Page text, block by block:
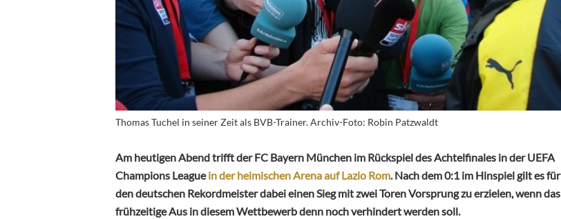
Thomas Tuchel in seiner Zeit als BVB-Trainer. Archiv-Foto: Robin Patzwaldt
Am heutigen Abend trifft der FC Bayern München im Rückspiel des Achtelfinales in der UEFA
Champions Leaguein der heimischen Arena auf Lazio Rom. Nach dem 0:1 im Hinspiel gilt es für
den deutschen Rekordmeister dabei einen Sieg mit zwei Toren Vorsprung zu erzielen, wenn das
frühzeitige Aus in diesem Wettbewerb denn noch verhindert werden soll.